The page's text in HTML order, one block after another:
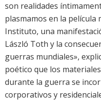
son realidades
plasmamos en la película
Instituto, una
László Toth y la
guerras mundiales»,
poético que los
durante la guerra se
corporativos y